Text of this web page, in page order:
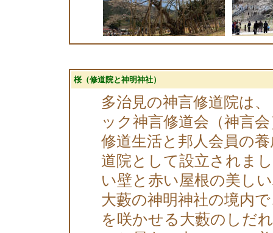
桜（修道院と神明神社）
多治見の神言修道院は
ック神言修道会（神言
修道生活と邦人会員の
道院として設立されま
い壁と赤い屋根の美し
大藪の神明神社の境内
を咲かせる大藪のしだ